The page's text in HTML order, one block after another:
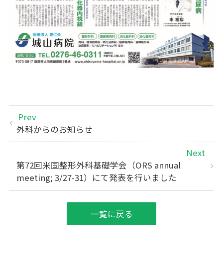
外科からのお知らせ
Prev
第72回米国整形外科基礎学会（ORS annual
meeting; 3/27-31）にて発表を行いました
Next
一覧に戻る